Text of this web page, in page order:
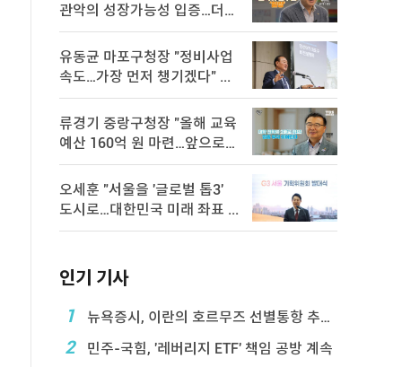
관악의 성장가능성 입증…더욱
속 ...
유동균 마포구청장 "정비사업
속도…가장 먼저 챙기겠다" ...
류경기 중랑구청장 "올해 교육
예산 160억 원 마련…앞으로도
...
오세훈 "서울을 '글로벌 톱3'
도시로…대한민국 미래 좌표 ...
인기 기사
1
뉴욕증시, 이란의 호르무즈 선별통항 추진에 하락
2 민주-국힘, '레버리지 ETF' 책임 공방 계속